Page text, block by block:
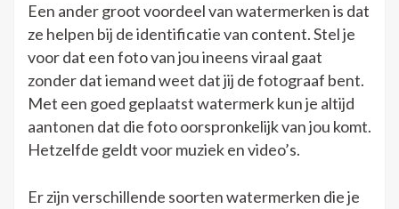
Een ander groot voordeel van watermerken is dat
ze helpen bij de identificatie van content. Stel je
voor dat een foto van jou ineens viraal gaat
zonder dat iemand weet dat jij de fotograaf bent.
Met een goed geplaatst watermerk kun je altijd
aantonen dat die foto oorspronkelijk van jou komt.
Hetzelfde geldt voor muziek en video’s.
Er zijn verschillende soorten watermerken die je